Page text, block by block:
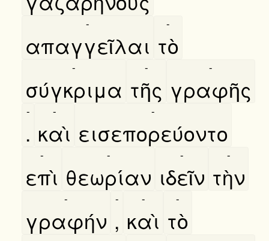
απαγγεῖλαι
-
τὸ
-
σύγκριμα
-
τῆς
-
γραφῆς
-
.
-
καὶ
-
εισεπορεύοντο
-
επὶ
-
θεωρίαν
-
ιδεῖν
-
τὴν
-
γραφήν
-
,
-
καὶ
-
τὸ
-